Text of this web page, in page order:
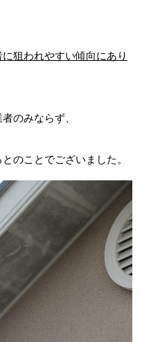
狙われやすい傾向にあり
のみならず、
のことでございました。